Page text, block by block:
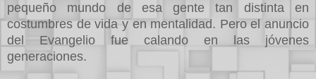
pequeño mundo de esa gente tan distinta en
costumbres de vida y en mentalidad. Pero el anuncio
del Evangelio fue calando en las jóvenes
generaciones.